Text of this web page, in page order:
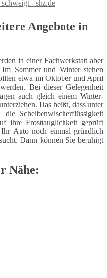
- shz.de
Angebote in
in einer Fachwerkstatt aber
Sommer und Winter stehen
etwa im Oktober und April
Bei dieser Gelegenheit
auch gleich einem Winter-
Das heißt, dass unter
Scheibenwischerflüssigkeit
ihre Frosttauglichkeit geprüft
Auto noch einmal gründlich
Dann können Sie beruhigt
Nähe: